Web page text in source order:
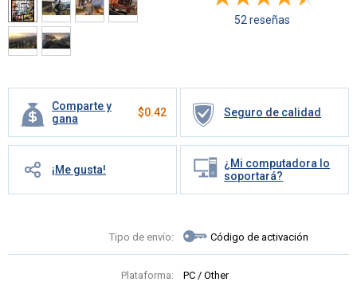
Comparte y
gana
$0.42 Seguro de calidad
¡Me gusta!
¿Mi computadora lo
soportará?
Tipo de envío: Código de activación
Plataforma: PC / Other
52 reseñas